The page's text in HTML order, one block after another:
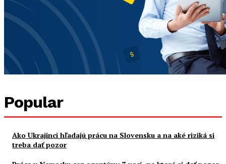
Popular
Ako Ukrajinci hľadajú prácu na Slovensku a na aké riziká si
treba dať pozor